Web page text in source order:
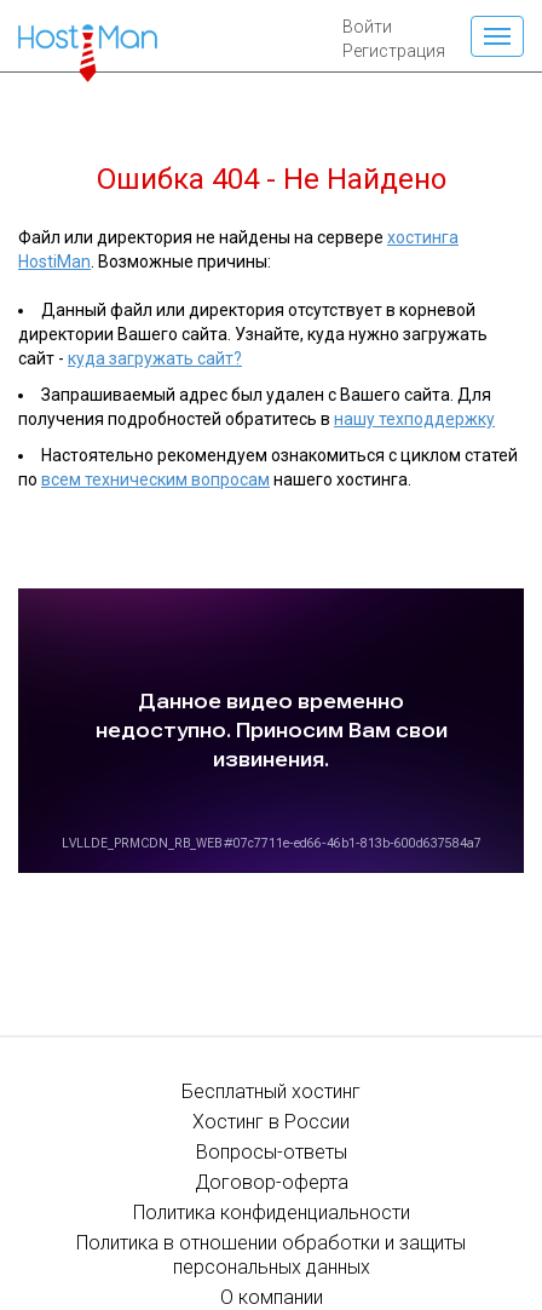
Войти
Регистрация
Ошибка 404 - Не Найдено
Файл или директория не найдены на сервере хостинга
HostiMan . Возможные причины:
Данный файл или директория отсутствует в корневой
директории Вашего сайта. Узнайте, куда нужно загружать
сайт - куда загружать сайт?
Запрашиваемый адрес был удален с Вашего сайта. Для
получения подробностей обратитесь в нашу техподдержку
Настоятельно рекомендуем ознакомиться с циклом статей
по всем техническим вопросам нашего хостинга.
Бесплатный хостинг
Хостинг в России
Вопросы-ответы
Договор-оферта
Политика конфиденциальности
Политика в отношении обработки и защиты
персональных данных
О компании